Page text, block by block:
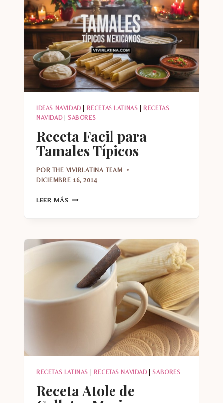
IDEAS NAVIDAD| RECETAS LATINAS
RECETAS
NAVIDAD| SABORES
Receta Facil para
Tamales Típicos
POR THE VIVIRLATINA TEAM
DICIEMBRE 16, 2014
LEER MÁS RECETA
TÍPICOS
RECETAS LATINAS RECETAS NAVIDAD| SABORES
Receta Atole de